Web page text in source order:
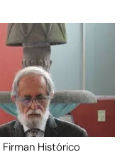
Firman Histórico